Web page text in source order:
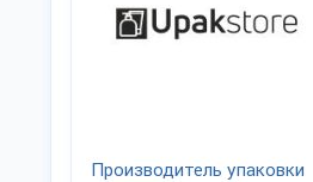
Производитель упаковки